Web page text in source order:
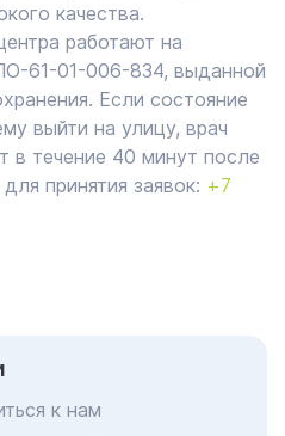
качества.
работают на
61-01-006-834, выданной
Если состояние
выйти на улицу, врач
в течение 40 минут после
принятия заявок: +7
к нам